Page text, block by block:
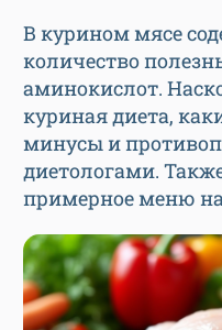
В курином мясе
количество
аминокислот.
куриная диета,
минусы и
диетологами.
примерное меню